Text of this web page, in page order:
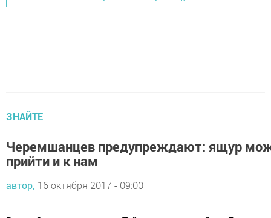
ЗНАЙТЕ
Черемшанцев предупреждают: ящур
прийти и к нам
автор, 16 октября 2017 - 09:00